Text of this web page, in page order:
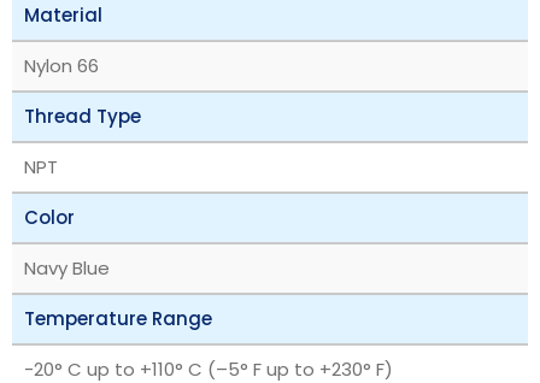
Material
Nylon 66
Thread Type
NPT
Color
Navy Blue
Temperature Range
‎-20° C up to +110° C (–5° F up to +230° F)